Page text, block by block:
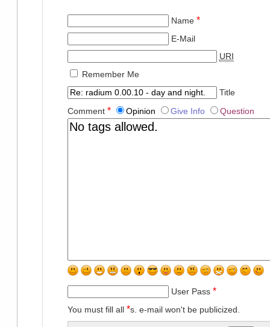
Name *
E-Mail
URI
Remember Me
Title
Comment * Opinion Give Info Question
User Pass *
You must fill all *s. e-mail won't be publicized.